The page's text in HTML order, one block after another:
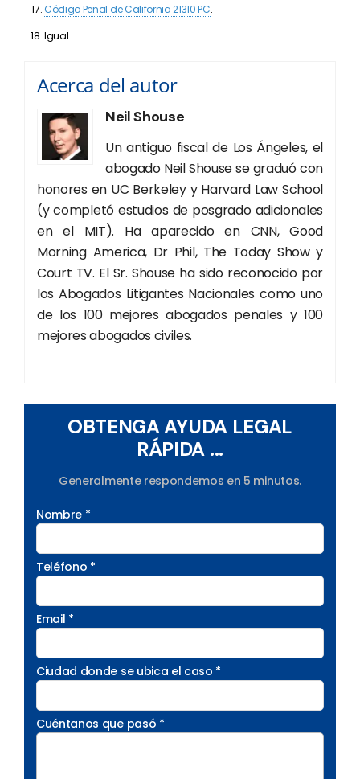
Código Penal de California 21310 PC.
Igual.
Acerca del autor
Neil Shouse
Un antiguo fiscal de Los Ángeles, el
abogado Neil Shouse se graduó con
honores en UC Berkeley y Harvard Law School
(y completó estudios de posgrado adicionales
en el MIT). Ha aparecido en CNN, Good
Morning America, Dr Phil, The Today Show y
Court TV. El Sr. Shouse ha sido reconocido por
los Abogados Litigantes Nacionales como uno
de los 100 mejores abogados penales y 100
mejores abogados civiles.
OBTENGA AYUDA LEGAL
RÁPIDA ...
Generalmente respondemos en 5 minutos.
Nombre *
Teléfono *
Email *
Ciudad donde se ubica el caso *
Cuéntanos que pasó *